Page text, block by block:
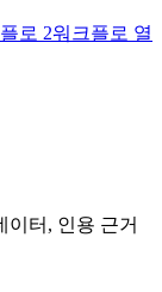
로 2워크플로 열
이터, 인용 근거